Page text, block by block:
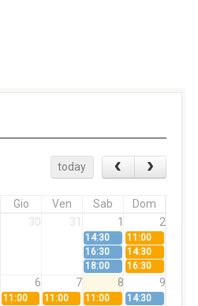
today
Gio Ven Sab
Dom
30 31 1 2
14:30
11:00
16:30
14:30
18:00
16:30
6 7 8 9
11:00 11:00 11:00
14:30